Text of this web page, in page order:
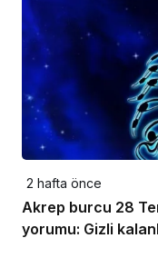
2 hafta önce
Akrep burcu 28
yorumu: Gizli